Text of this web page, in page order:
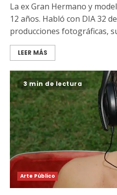
La ex Gran Hermano y
12 años. Habló con DIA 32
producciones fotográficas,
LEER MÁS
3 min de lectura
Arte Público